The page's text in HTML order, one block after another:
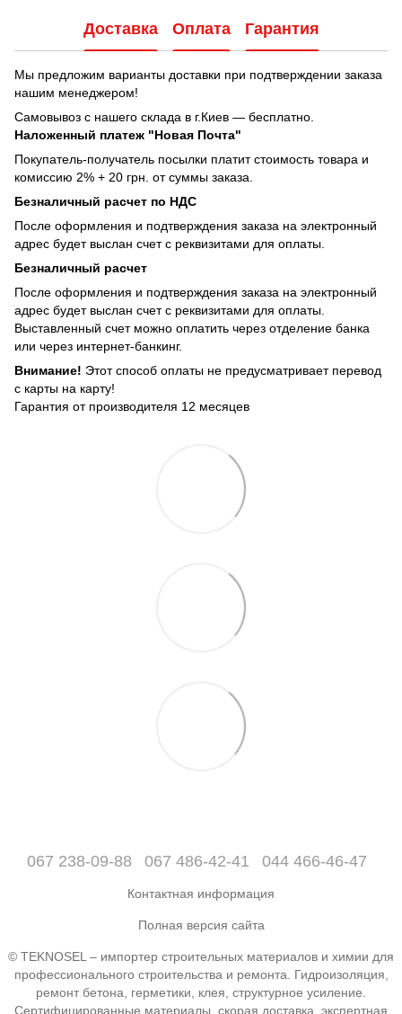
Доставка Оплата Гарантия
Мы предложим варианты доставки при подтверждении заказа
нашим менеджером!
Самовывоз с нашего склада в г.Киев — бесплатно.
Наложенный платеж "Новая Почта"
Покупатель-получатель посылки платит стоимость товара и
комиссию 2% + 20 грн. от суммы заказа.
Безналичный расчет по НДС
После оформления и подтверждения заказа на электронный
адрес будет выслан счет с реквизитами для оплаты.
Безналичный расчет
После оформления и подтверждения заказа на электронный
адрес будет выслан счет с реквизитами для оплаты.
Выставленный счет можно оплатить через отделение банка
или через интернет-банкинг.
Внимание! Этот способ оплаты не предусматривает перевод
с карты на карту!
Гарантия от производителя 12 месяцев
067 238-09-88 067 486-42-41 044 466-46-47
Контактная информация
Полная версия сайта
© TEKNOSEL – импортер строительных материалов и химии для
профессионального строительства и ремонта. Гидроизоляция,
ремонт бетона, герметики, клея, структурное усиление.
Сертифицированные материалы, скорая доставка, экспертная